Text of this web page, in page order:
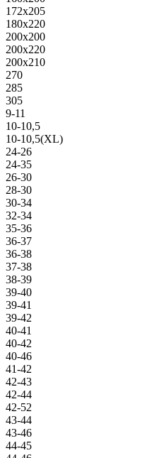
172х205
180х220
200х200
200х220
200х210
270
285
305
9-11
10-10,5
10-10,5(XL)
24-26
24-35
26-30
28-30
30-34
32-34
35-36
36-37
36-38
37-38
38-39
39-40
39-41
39-42
40-41
40-42
40-46
41-42
42-43
42-44
42-52
43-44
43-46
44-45